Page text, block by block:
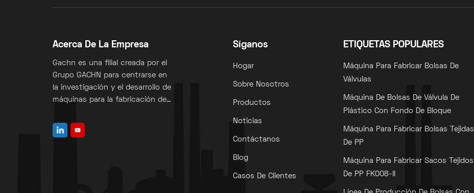
Acerca De La Empresa
Gachn es una filial creada por el
Grupo GACHN para centrarse en
la investigación y el desarrollo de
máquinas para la fabricación de
Síganos
Hogar
Sobre Nosotros
Productos
Noticias
Contáctanos
Blog
Casos De Clientes
ETIQUETAS POPULARES
Máquina Para Fabricar Bolsas De
Válvulas
Máquina De Bolsas De Válvula De
Plástico Con Fondo De Bloque
Máquina Para Fabricar Bolsas Tejidas
De PP
Máquina Para Fabricar Sacos Tejidos
De PP FK008-II